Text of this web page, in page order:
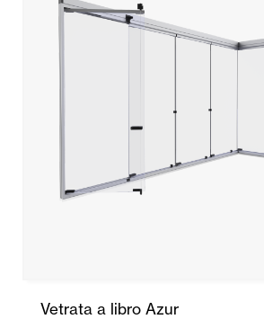
Vetrata a libro Azur